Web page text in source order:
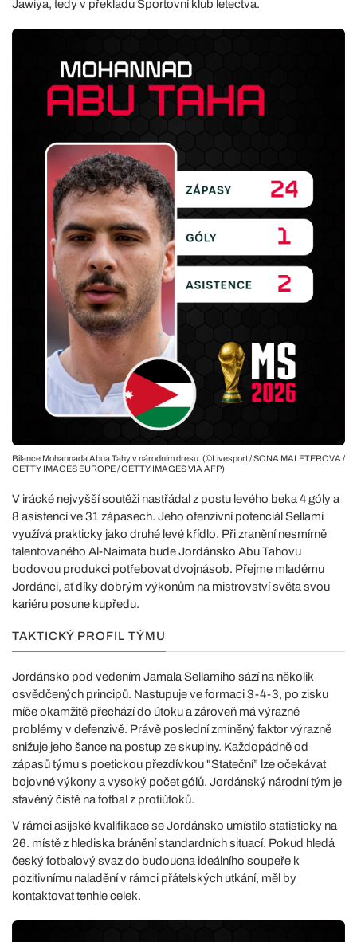
Jawiya, tedy v překladu Sportovní klub letectva.
Bilance Mohannada Abua Tahy v národním dresu. (©Livesport / SONA MALETEROVA /
GETTY IMAGES EUROPE / GETTY IMAGES VIA AFP)
V irácké nejvyšší soutěži nastřádal z postu levého beka 4 góly a
8 asistencí ve 31 zápasech. Jeho ofenzivní potenciál Sellami
využívá prakticky jako druhé levé křídlo. Při zranění nesmírně
talentovaného Al-Naimata bude Jordánsko Abu Tahovu
bodovou produkci potřebovat dvojnásob. Přejme mladému
Jordánci, ať díky dobrým výkonům na mistrovství světa svou
kariéru posune kupředu.
TAKTICKÝ PROFIL TÝMU
Jordánsko pod vedením Jamala Sellamiho sází na několik
osvědčených principů. Nastupuje ve formaci 3-4-3, po zisku
míče okamžitě přechází do útoku a zároveň má výrazné
problémy v defenzivě. Právě poslední zmíněný faktor výrazně
snižuje jeho šance na postup ze skupiny. Každopádně od
zápasů týmu s poetickou přezdívkou "Stateční” lze očekávat
bojovné výkony a vysoký počet gólů. Jordánský národní tým je
stavěný čistě na fotbal z protiútoků.
V rámci asijské kvalifikace se Jordánsko umístilo statisticky na
26. místě z hlediska bránění standardních situací. Pokud hledá
český fotbalový svaz do budoucna ideálního soupeře k
pozitivnímu naladění v rámci přátelských utkání, měl by
kontaktovat tenhle celek.